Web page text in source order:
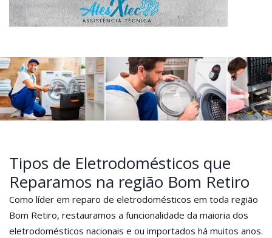
Tipos de Eletrodomésticos que
Reparamos na região Bom Retiro
Como líder em reparo de eletrodomésticos em toda região
Bom Retiro, restauramos a funcionalidade da maioria dos
eletrodomésticos nacionais e ou importados há muitos anos.